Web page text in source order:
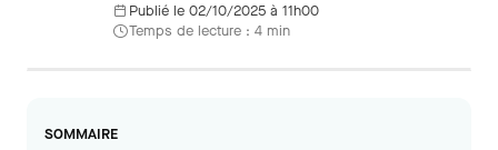
Publié le 02/10/2025 à 11h00
Temps de lecture : 4 min
SOMMAIRE